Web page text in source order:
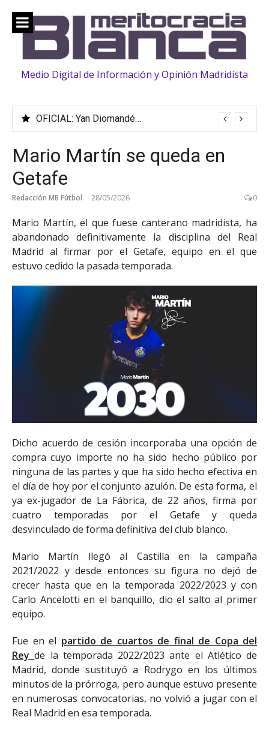
contenido
Medio Digital de Información y Opinión Madridista
OFICIAL: Yan Diomandé ficha hasta 2033
Mario Martín se queda en
Getafe
Redacción MB Fútbol 28/05/2026 0
Mario Martín, el que fuese canterano madridista, ha
abandonado definitivamente la disciplina del Real
Madrid al firmar por el Getafe, equipo en el que
estuvo cedido la pasada temporada.
Dicho acuerdo de cesión incorporaba una opción de
compra cuyo importe no ha sido hecho público por
ninguna de las partes y que ha sido hecho efectiva en
el día de hoy por el conjunto azulón. De esta forma, el
ya ex-jugador de La Fábrica, de 22 años, firma por
cuatro temporadas por el Getafe y queda
desvinculado de forma definitiva del club blanco.
Mario Martín llegó al Castilla en la campaña
2021/2022 y desde entonces su figura no dejó de
crecer hasta que en la temporada 2022/2023 y con
Carlo Ancelotti en el banquillo, dio el salto al primer
equipo.
Fue en el partido de cuartos de final de Copa del
Rey de la temporada 2022/2023 ante el Atlético de
Madrid, donde sustituyó a Rodrygo en los últimos
minutos de la prórroga, pero aunque estuvo presente
en numerosas convocatorias, no volvió a jugar con el
Real Madrid en esa temporada.